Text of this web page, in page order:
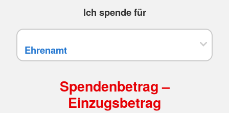
Ich spende für
Spendenbetrag –
Einzugsbetrag